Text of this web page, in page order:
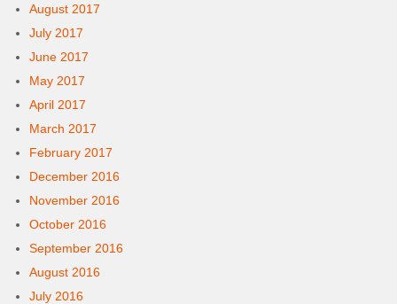
August 2017
July 2017
June 2017
May 2017
April 2017
March 2017
February 2017
December 2016
November 2016
October 2016
September 2016
August 2016
July 2016